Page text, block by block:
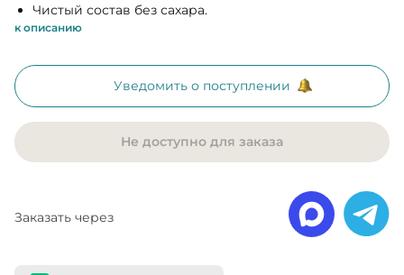
Чистый состав без сахара.
к описанию
Уведомить о поступлении
Не доступно для заказа
Заказать через